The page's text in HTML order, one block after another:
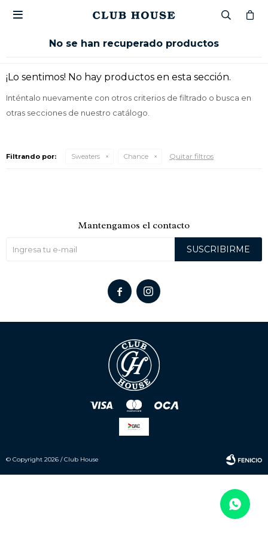

No se han recuperado productos
¡Lo sentimos! No hay productos en esta sección.
Inténtalo nuevamente con otros criterios de filtrado o busca en
otras secciones de nuestro catálogo.
Filtrando por: Sweaters Chance Quitar filtros
Mantengamos el contacto
SUSCRIBIRME
 
© Copyright 2026 / Club House